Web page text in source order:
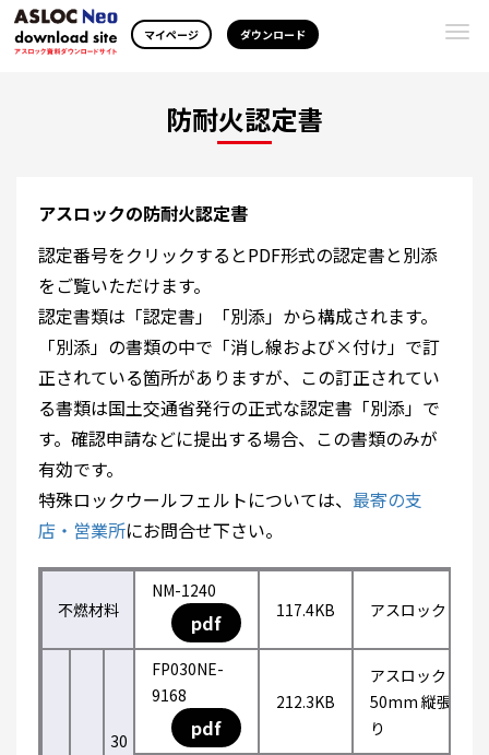
マイページ ダウンロード
防耐火認定書
アスロックの防耐火認定書
認定番号をクリックするとPDF形式の認定書と別添
をご覧いただけます。
認定書類は「認定書」「別添」から構成されます。
「別添」の書類の中で「消し線および×付け」で訂
正されている箇所がありますが、この訂正されてい
る書類は国土交通省発行の正式な認定書「別添」で
す。確認申請などに提出する場合、この書類のみが
有効です。
特殊ロックウールフェルトについては、 最寄の支
店・営業所にお問合せ下さい。
不燃材料
NM-1240
pdf 117.4KB アスロック
30
FP030NE-
9168
pdf
212.3KB
アスロック
50mm 縦張
り